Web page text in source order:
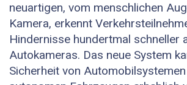
neuartigen, vom menschlichen
Kamera, erkennt
Hindernisse hundertmal schneller
Autokameras. Das neue System
Sicherheit von